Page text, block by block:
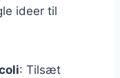
ideer til
: Tilsæt